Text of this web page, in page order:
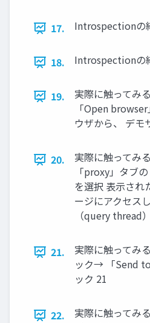
17. Introspectionの
18. Introspectionの
19.
実際に触って
「Open
ウザから、 デモ
20.
実際に触ってみ
「proxy」タブ
を選択 表⽰され
ージにアクセス
（query thread
21.
実際に触ってみ
ック→ 「Send
ック 21
22.
実際に触ってみ